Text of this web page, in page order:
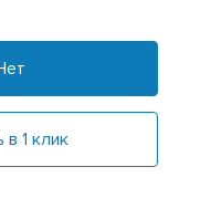
в 1 клик